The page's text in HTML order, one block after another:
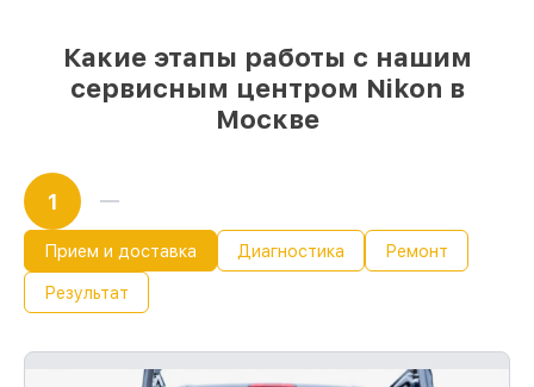
Какие этапы работы с нашим
сервисным центром Nikon в
Москве
1
Прием и доставка Диагностика Ремонт
Результат